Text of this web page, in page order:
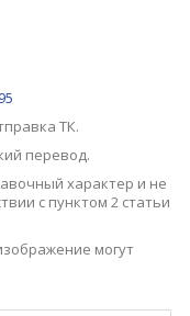
ТК.
перевод.
характер и не
с пунктом 2 статьи
могут